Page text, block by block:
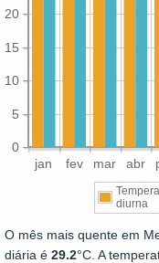
jan fev mar abr
0
5
10
15
20
diurna
O mês mais quente em
diária é 29.2°C. A